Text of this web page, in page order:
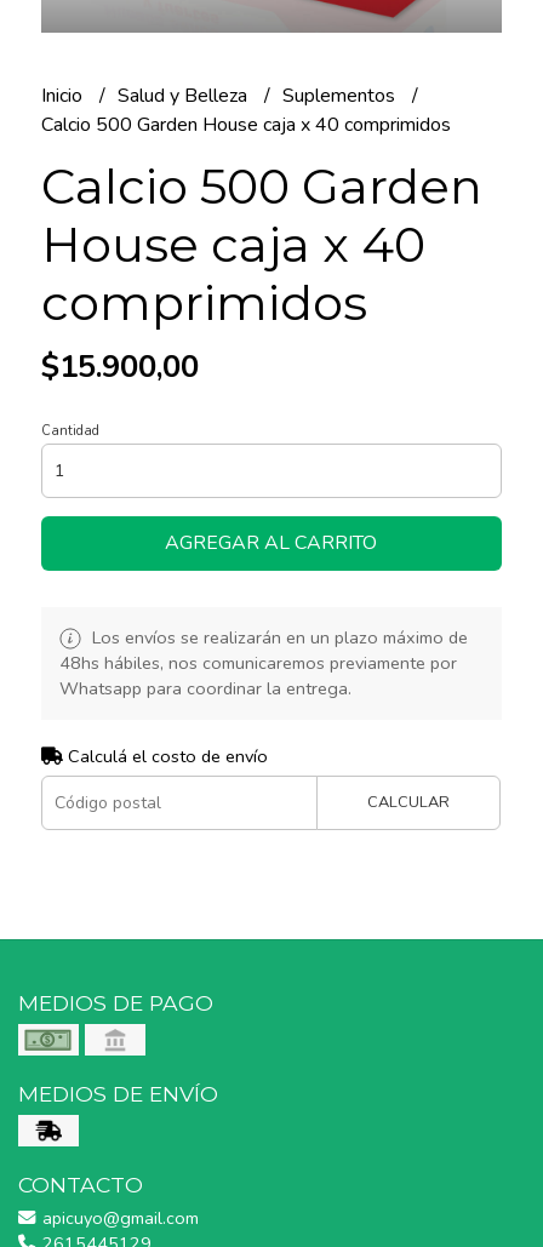
Inicio Salud y Belleza
Suplementos
Calcio 500 Garden House caja x 40 comprimidos
Calcio 500 Garden
House caja x 40
comprimidos
$15.900,00
Cantidad
AGREGAR AL CARRITO
Los envíos se realizarán en un plazo máximo de
48hs hábiles, nos comunicaremos previamente por
Whatsapp para coordinar la entrega.
Calculá el costo de envío
CALCULAR
MEDIOS DE PAGO
MEDIOS DE ENVÍO
CONTACTO
apicuyo@gmail.com